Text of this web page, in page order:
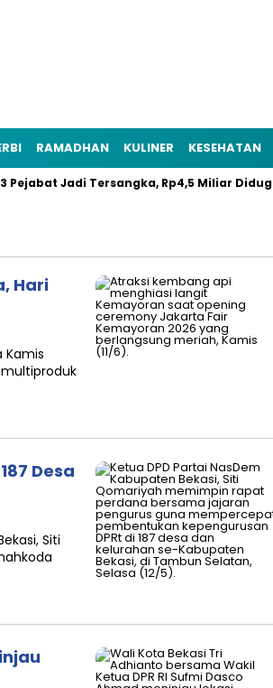
RAMADHAN KULINER KESEHATAN
Jadi Tersangka, Rp4,5 Miliar Diduga Raib
Hari
Kamis
multiproduk
Desa
Siti